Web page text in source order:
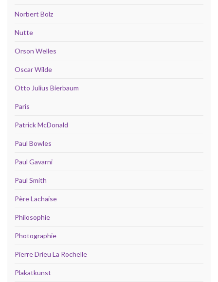
Norbert Bolz
Nutte
Orson Welles
Oscar Wilde
Otto Julius Bierbaum
Paris
Patrick McDonald
Paul Bowles
Paul Gavarni
Paul Smith
Père Lachaise
Philosophie
Photographie
Pierre Drieu La Rochelle
Plakatkunst